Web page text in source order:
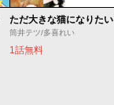
ただ大きな猫になりたい
筒井テツ/多喜れい
1話無料